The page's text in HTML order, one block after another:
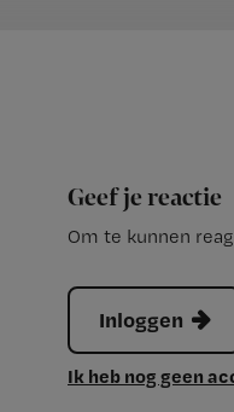
Geef je reactie
Om te kunnen
Inloggen
Ik heb nog geen